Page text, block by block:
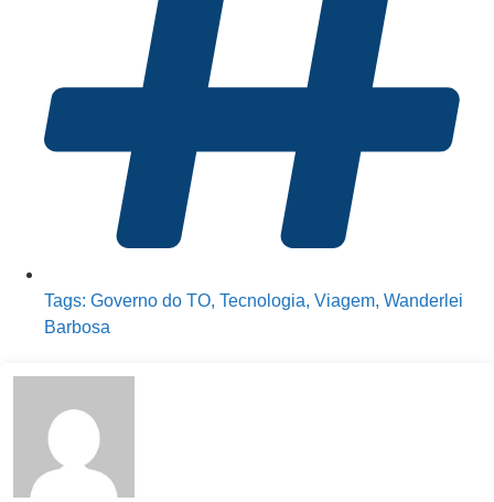
Tags: Governo do TO, Tecnologia, Viagem, Wanderlei
Barbosa